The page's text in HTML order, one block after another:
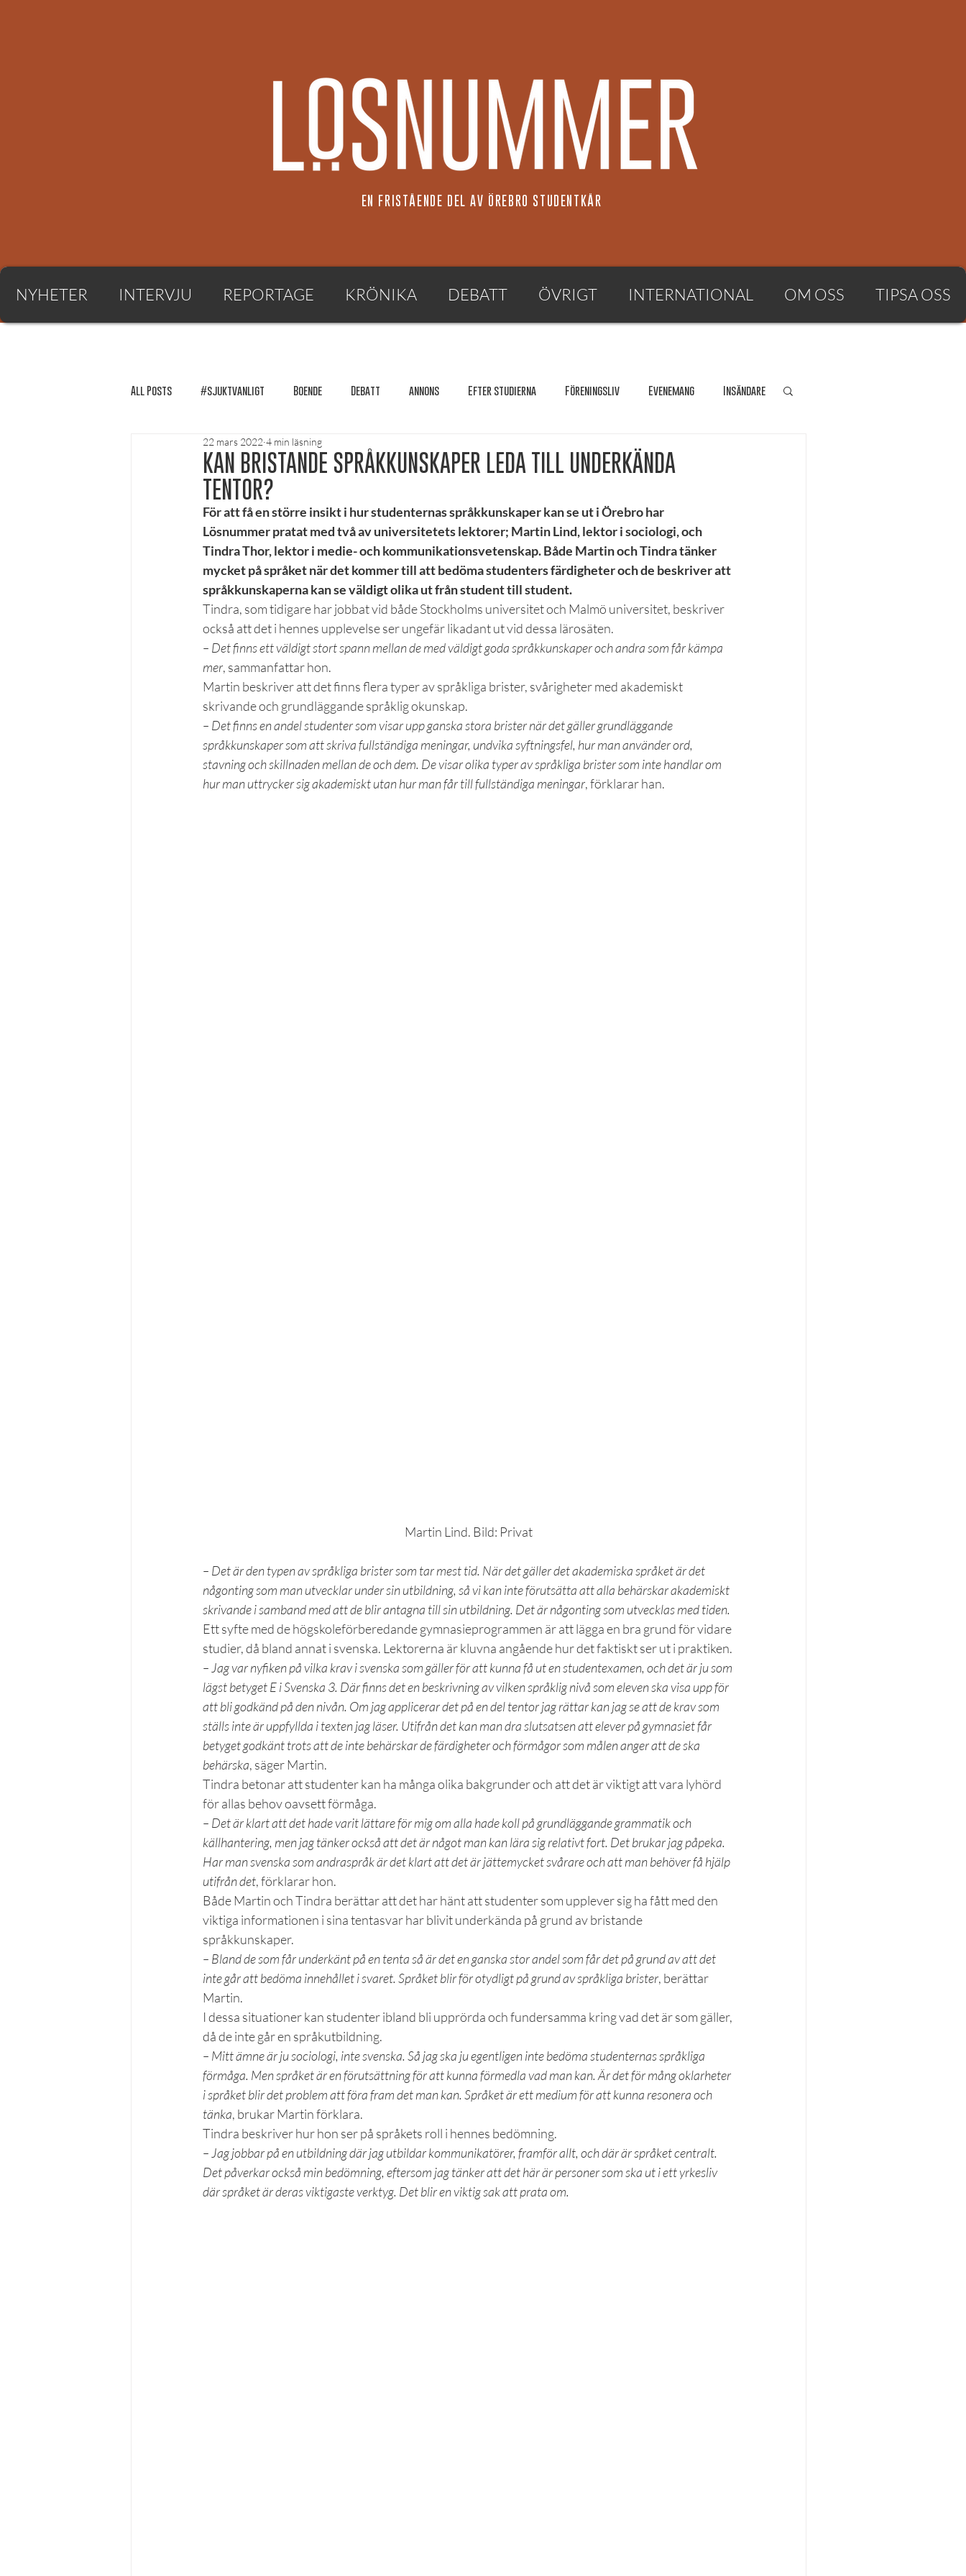
EN FRISTÅENDE DEL AV ÖREBRO STUDENTKÅR
NYHETER INTERVJU REPORTAGE KRÖNIKA DEBATT ÖVRIGT INTERNATIONAL OM OSS TIPSA OSS
All Posts #sjuktvanligt Boende Debatt annons Efter studierna Föreningsliv Evenemang Insändare
FUM-rapport Händer i Örebro Granskning Ledare
Lösnummer tipsar Lösnummer testar Maxa studierna Mat & hälsa Örebro studentkår
KAN BRISTANDE SPRÅKKUNSKAPER LEDA TILL UNDERKÄNDA
TENTOR?
22 mars 2022 4 min läsning
För att få en större insikt i hur studenternas språkkunskaper kan se ut i Örebro har
Lösnummer pratat med två av universitetets lektorer; Martin Lind, lektor i sociologi, och
Tindra Thor, lektor i medie- och kommunikationsvetenskap. Både Martin och Tindra tänker
mycket på språket när det kommer till att bedöma studenters färdigheter och de beskriver att
språkkunskaperna kan se väldigt olika ut från student till student.
Tindra, som tidigare har jobbat vid både Stockholms universitet och Malmö universitet, beskriver
också att det i hennes upplevelse ser ungefär likadant ut vid dessa lärosäten.
– Det finns ett väldigt stort spann mellan de med väldigt goda språkkunskaper och andra som får kämpa
mer, sammanfattar hon.
Martin beskriver att det finns flera typer av språkliga brister, svårigheter med akademiskt
skrivande och grundläggande språklig okunskap.
– Det finns en andel studenter som visar upp ganska stora brister när det gäller grundläggande
språkkunskaper som att skriva fullständiga meningar, undvika syftningsfel, hur man använder ord,
stavning och skillnaden mellan de och dem. De visar olika typer av språkliga brister som inte handlar om
hur man uttrycker sig akademiskt utan hur man får till fullständiga meningar, förklarar han.
Martin Lind. Bild: Privat
– Det är den typen av språkliga brister som tar mest tid. När det gäller det akademiska språket är det
någonting som man utvecklar under sin utbildning, så vi kan inte förutsätta att alla behärskar akademiskt
skrivande i samband med att de blir antagna till sin utbildning. Det är någonting som utvecklas med tiden.
Ett syfte med de högskoleförberedande gymnasieprogrammen är att lägga en bra grund för vidare
studier, då bland annat i svenska. Lektorerna är kluvna angående hur det faktiskt ser ut i praktiken.
– Jag var nyfiken på vilka krav i svenska som gäller för att kunna få ut en studentexamen, och det är ju som
lägst betyget E i Svenska 3. Där finns det en beskrivning av vilken språklig nivå som eleven ska visa upp för
att bli godkänd på den nivån. Om jag applicerar det på en del tentor jag rättar kan jag se att de krav som
ställs inte är uppfyllda i texten jag läser. Utifrån det kan man dra slutsatsen att elever på gymnasiet får
betyget godkänt trots att de inte behärskar de färdigheter och förmågor som målen anger att de ska
behärska, säger Martin.
Tindra betonar att studenter kan ha många olika bakgrunder och att det är viktigt att vara lyhörd
för allas behov oavsett förmåga.
– Det är klart att det hade varit lättare för mig om alla hade koll på grundläggande grammatik och
källhantering, men jag tänker också att det är något man kan lära sig relativt fort. Det brukar jag påpeka.
Har man svenska som andraspråk är det klart att det är jättemycket svårare och att man behöver få hjälp
utifrån det, förklarar hon.
Både Martin och Tindra berättar att det har hänt att studenter som upplever sig ha fått med den
viktiga informationen i sina tentasvar har blivit underkända på grund av bristande
språkkunskaper.
– Bland de som får underkänt på en tenta så är det en ganska stor andel som får det på grund av att det
inte går att bedöma innehållet i svaret. Språket blir för otydligt på grund av språkliga brister, berättar
Martin.
I dessa situationer kan studenter ibland bli upprörda och fundersamma kring vad det är som gäller,
då de inte går en språkutbildning.
– Mitt ämne är ju sociologi, inte svenska. Så jag ska ju egentligen inte bedöma studenternas språkliga
förmåga. Men språket är en förutsättning för att kunna förmedla vad man kan. Är det för mång oklarheter
i språket blir det problem att föra fram det man kan. Språket är ett medium för att kunna resonera och
tänka, brukar Martin förklara.
Tindra beskriver hur hon ser på språkets roll i hennes bedömning.
– Jag jobbar på en utbildning där jag utbildar kommunikatörer, framför allt, och där är språket centralt.
Det påverkar också min bedömning, eftersom jag tänker att det här är personer som ska ut i ett yrkesliv
där språket är deras viktigaste verktyg. Det blir en viktig sak att prata om.